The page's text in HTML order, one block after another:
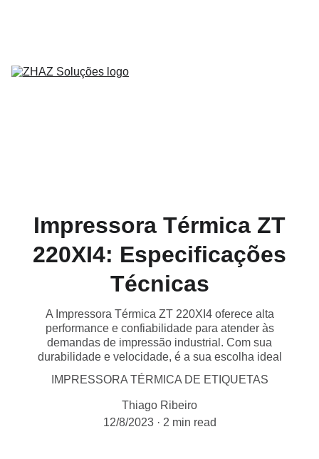
Impressora Térmica ZT
220XI4: Especificações
Técnicas
A Impressora Térmica ZT 220XI4 oferece alta
performance e confiabilidade para atender às
demandas de impressão industrial. Com sua
durabilidade e velocidade, é a sua escolha ideal
IMPRESSORA TÉRMICA DE ETIQUETAS
Thiago Ribeiro
12/8/2023
2 min read